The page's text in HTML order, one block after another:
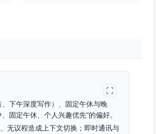
下午深度写作）、固定午休与晚
固定午休、个人兴趣优先”的偏好。
无议程造成上下文切换；即时通讯与